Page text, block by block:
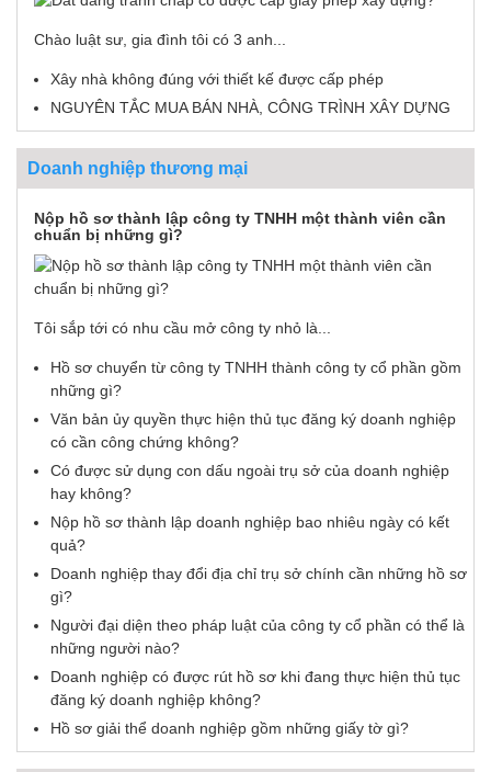
Chào luật sư, gia đình tôi có 3 anh...
Xây nhà không đúng với thiết kế được cấp phép
NGUYÊN TẮC MUA BÁN NHÀ, CÔNG TRÌNH XÂY DỰNG
Doanh nghiệp thương mại
Nộp hồ sơ thành lập công ty TNHH một thành viên cần
chuẩn bị những gì?
Tôi sắp tới có nhu cầu mở công ty nhỏ là...
Hồ sơ chuyển từ công ty TNHH thành công ty cổ phần gồm
những gì?
Văn bản ủy quyền thực hiện thủ tục đăng ký doanh nghiệp
có cần công chứng không?
Có được sử dụng con dấu ngoài trụ sở của doanh nghiệp
hay không?
Nộp hồ sơ thành lập doanh nghiệp bao nhiêu ngày có kết
quả?
Doanh nghiệp thay đổi địa chỉ trụ sở chính cần những hồ sơ
gì?
Người đại diện theo pháp luật của công ty cổ phần có thể là
những người nào?
Doanh nghiệp có được rút hồ sơ khi đang thực hiện thủ tục
đăng ký doanh nghiệp không?
Hồ sơ giải thể doanh nghiệp gồm những giấy tờ gì?